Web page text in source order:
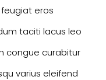
eros
taciti lacus leo
congue curabitur
varius eleifend